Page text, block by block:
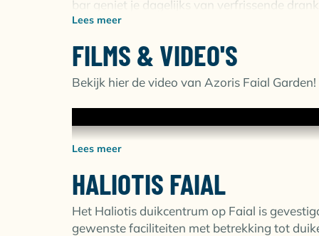
bar geniet je dagelijks van verfrissende
Lees meer
FILMS & VIDEO'S
Bekijk hier de video van Azoris Faial Garden!
Lees meer
HALIOTIS FAIAL
Het Haliotis duikcentrum op Faial is
gewenste faciliteiten met betrekking tot